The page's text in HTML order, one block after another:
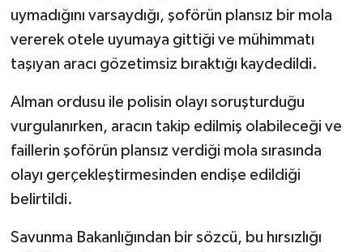
uymadığını varsaydığı, şoförün plansız bir mola
vererek otele uyumaya gittiği ve mühimmatı
taşıyan aracı gözetimsiz bıraktığı kaydedildi.
Alman ordusu ile polisin olayı soruşturduğu
vurgulanırken, aracın takip edilmiş olabileceği ve
faillerin şoförün plansız verdiği mola sırasında
olayı gerçekleştirmesinden endişe edildiği
belirtildi.
Savunma Bakanlığından bir sözcü, bu hırsızlığı